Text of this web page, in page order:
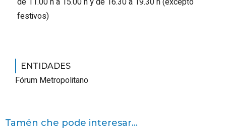
festivos)
ENTIDADES
Fórum Metropolitano
Tamén che pode interesar...